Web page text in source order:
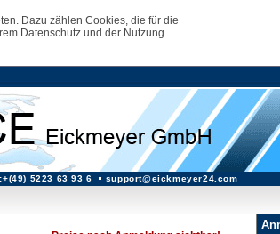
Dazu zählen Cookies, die für die
Datenschutz und der Nutzung
5223 63 93 6 support@eickmeyer24.com